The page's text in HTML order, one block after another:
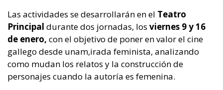
Las actividades se desarrollarán en el Teatro
Principal durante dos jornadas, los viernes 9 y 16
de enero, con el objetivo de poner en valor el cine
gallego desde unam,irada feminista, analizando
como mudan los relatos y la construcción de
personajes cuando la autoría es femenina.